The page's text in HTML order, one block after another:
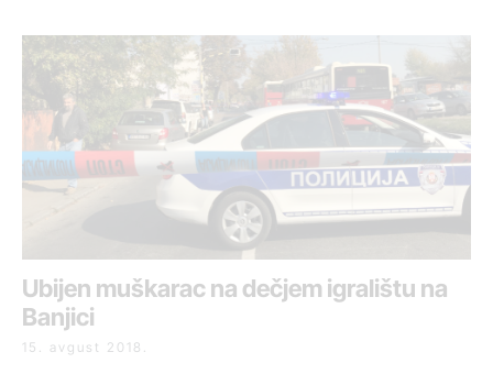
Ubijen muškarac na dečjem igralištu na
Banjici
15. avgust 2018.